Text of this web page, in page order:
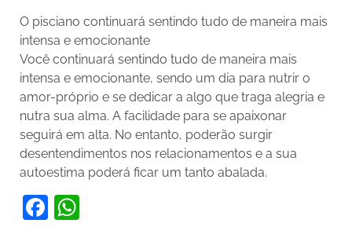
O pisciano continuará sentindo tudo de maneira mais
intensa e emocionante
Você continuará sentindo tudo de maneira mais
intensa e emocionante, sendo um dia para nutrir o
amor-próprio e se dedicar a algo que traga alegria e
nutra sua alma. A facilidade para se apaixonar
seguirá em alta. No entanto, poderão surgir
desentendimentos nos relacionamentos e a sua
autoestima poderá ficar um tanto abalada.
Facebook